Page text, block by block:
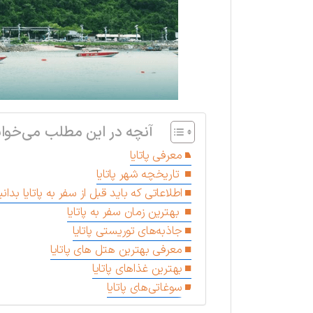
آنچه در این مطلب
معرفی پاتایا
تاریخچه شهر پاتایا
اطلاعاتی که باید قبل از سفر به پاتایا
بهترین زمان سفر به پاتایا
جاذبه‌های توریستی پاتایا
معرفی بهترین هتل های پاتایا
بهترین غذاهای پاتایا
سوغاتی‌های پاتایا